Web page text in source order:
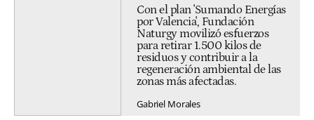
Con el plan 'Sumando Energías
por Valencia', Fundación
Naturgy movilizó esfuerzos
para retirar 1.500 kilos de
residuos y contribuir a la
regeneración ambiental de las
zonas más afectadas.
Gabriel Morales